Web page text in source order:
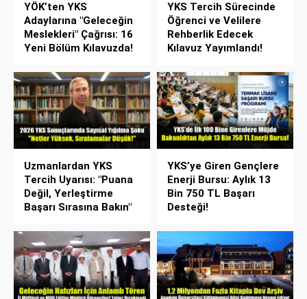
YÖK’ten YKS
Adaylarına "Geleceğin
Meslekleri" Çağrısı: 16
Yeni Bölüm Kılavuzda!
YKS Tercih Sürecinde
Öğrenci ve Velilere
Rehberlik Edecek
Kılavuz Yayımlandı!
Uzmanlardan YKS
Tercih Uyarısı: "Puana
Değil, Yerleştirme
Başarı Sırasına Bakın"
YKS’ye Giren Gençlere
Enerji Bursu: Aylık 13
Bin 750 TL Başarı
Desteği!